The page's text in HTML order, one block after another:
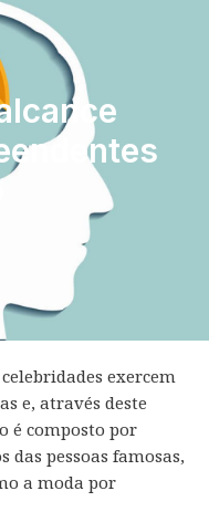
exercem
e, através deste
é composto por
pessoas famosas,
a moda por